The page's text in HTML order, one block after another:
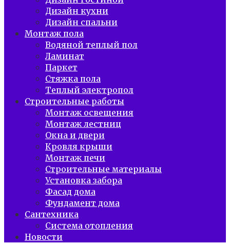
Дизайн кухни
Дизайн спальни
Монтаж пола
Водяной теплый пол
Ламинат
Паркет
Стяжка пола
Теплый электропол
Строительные работы
Монтаж освещения
Монтаж лестниц
Окна и двери
Кровля крыши
Монтаж печи
Строительные материалы
Установка забора
Фасад дома
Фундамент дома
Сантехника
Система отопления
Новости